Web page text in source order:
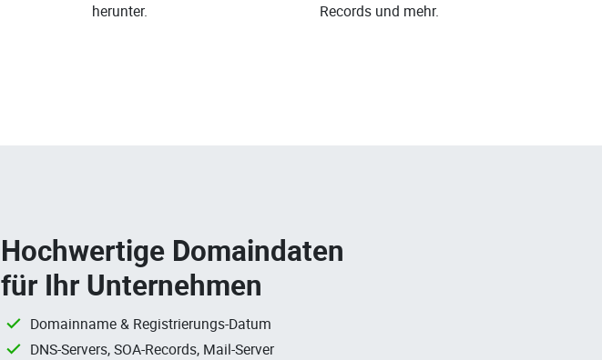
herunter.
Records und mehr.
Hochwertige Domaindaten
für Ihr Unternehmen
Domainname & Registrierungs-Datum
DNS-Servers, SOA-Records, Mail-Server